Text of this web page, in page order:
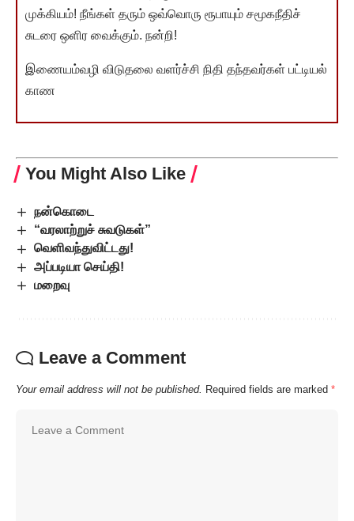
முக்கியம்! நீங்கள் தரும் ஒவ்வொரு ரூபாயும் சமூகநீதிச்
சுடரை ஒளிர வைக்கும். நன்றி!
இணையம்வழி விடுதலை வளர்ச்சி நிதி தந்தவர்கள் பட்டியல்
காண
You Might Also Like
நன்கொடை
“வரலாற்றுச் சுவடுகள்”
வெளிவந்துவிட்டது!
அப்படியா செய்தி!
மறைவு
Leave a Comment
Your email address will not be published. Required fields are marked *